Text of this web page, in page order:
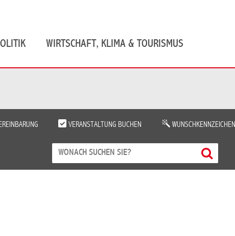
WIRTSCHAFT, KLIMA & TOURISMUS
VERANSTALTUNG BUCHEN WUNSCHKENNZEICHEN